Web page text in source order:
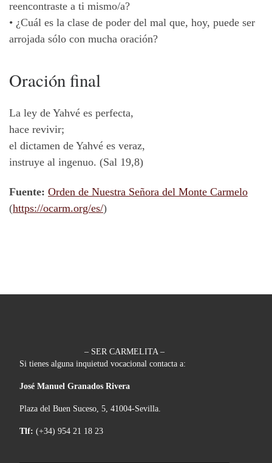
reencontraste a ti mismo/a?
• ¿Cuál es la clase de poder del mal que, hoy, puede ser
arrojada sólo con mucha oración?
Oración final
La ley de Yahvé es perfecta,
hace revivir;
el dictamen de Yahvé es veraz,
instruye al ingenuo. (Sal 19,8)
Fuente: Orden de Nuestra Señora del Monte Carmelo
(https://ocarm.org/es/)
– SER CARMELITA –
Si tienes alguna inquietud vocacional contacta a:
José Manuel Granados Rivera
Plaza del Buen Suceso, 5, 41004-Sevilla.
Tlf: (+34) 954 21 18 23